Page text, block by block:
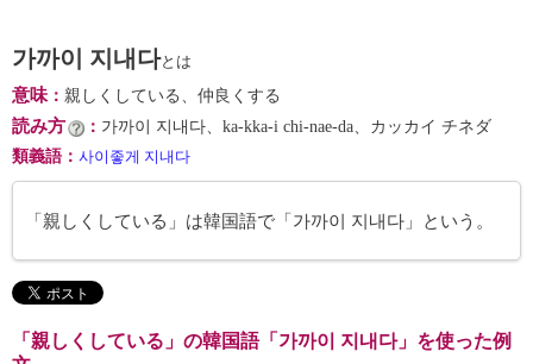
가까이 지내다とは
意味： 親しくしている、仲良くする
読み方 ： 가까이 지내다、ka-kka-i chi-nae-da、カッカイ チネダ
類義語 ： 사이좋게 지내다
「親しくしている」は韓国語で「가까이 지내다」という。
「親しくしている」の韓国語「가까이 지내다」を使った例